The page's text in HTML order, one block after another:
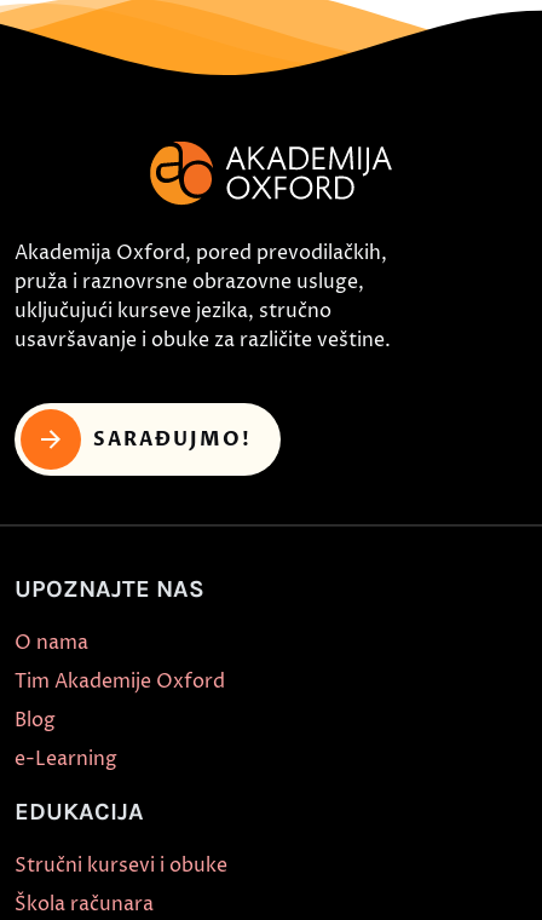
Akademija Oxford, pored prevodilačkih,
pruža i raznovrsne obrazovne usluge,
uključujući kurseve jezika, stručno
usavršavanje i obuke za različite veštine.
SARAĐUJMO!
UPOZNAJTE NAS
O nama
Tim Akademije Oxford
Blog
e-Learning
EDUKACIJA
Stručni kursevi i obuke
Škola računara